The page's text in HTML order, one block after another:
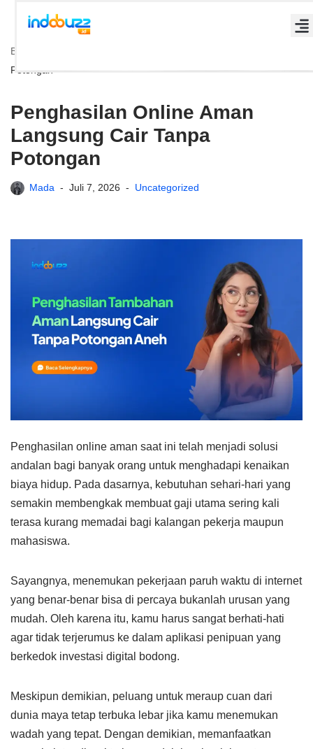
ke
konten
Beranda
Potongan
Penghasilan Online Aman
Langsung Cair Tanpa
Potongan
Mada Juli 7, 2026 Uncategorized
Penghasilan online aman saat ini telah menjadi solusi
andalan bagi banyak orang untuk menghadapi kenaikan
biaya hidup. Pada dasarnya, kebutuhan sehari-hari yang
semakin membengkak membuat gaji utama sering kali
terasa kurang memadai bagi kalangan pekerja maupun
mahasiswa.
Sayangnya, menemukan pekerjaan paruh waktu di internet
yang benar-benar bisa di percaya bukanlah urusan yang
mudah. Oleh karena itu, kamu harus sangat berhati-hati
agar tidak terjerumus ke dalam aplikasi penipuan yang
berkedok investasi digital bodong.
Meskipun demikian, peluang untuk meraup cuan dari
dunia maya tetap terbuka lebar jika kamu menemukan
wadah yang tepat. Dengan demikian, memanfaatkan